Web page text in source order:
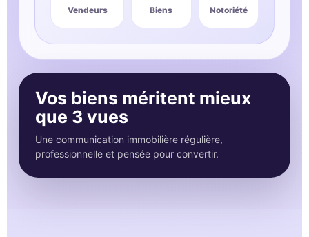
Vendeurs Biens Notoriété
Vos biens méritent mieux
que 3 vues
Une communication immobilière régulière,
professionnelle et pensée pour convertir.